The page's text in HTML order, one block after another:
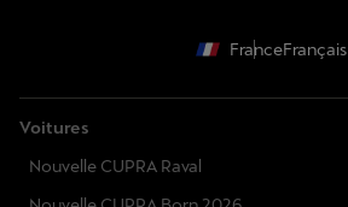
FranceFrançais
Voitures
Nouvelle CUPRA Raval